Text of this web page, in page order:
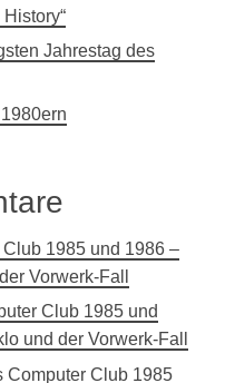
Jahrestag des
1985 und 1986 –
Vorwerk-Fall
Club 1985 und
und der Vorwerk-Fall
Computer Club 1985